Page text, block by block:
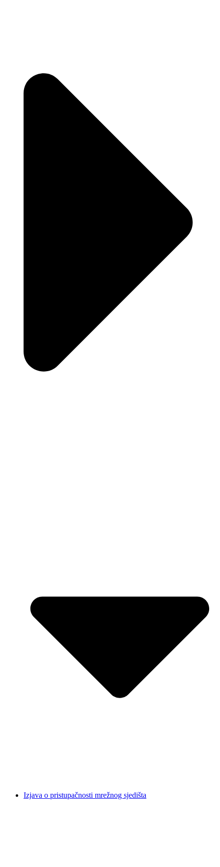
Izjava o pristupačnosti mrežnog sjedišta